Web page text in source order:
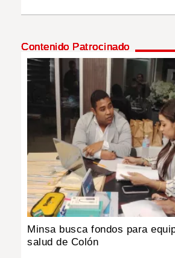
MULTIMEDIA
Contenido Patrocinado
Minsa busca fondos para
salud de Colón